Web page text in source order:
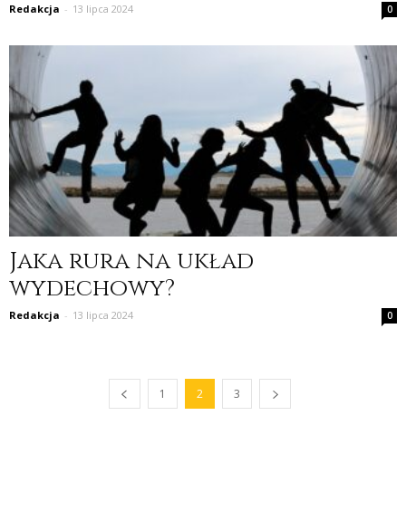
Redakcja - 13 lipca 2024 0
Jaka rura na układ
wydechowy?
Redakcja - 13 lipca 2024 0
1 2 3